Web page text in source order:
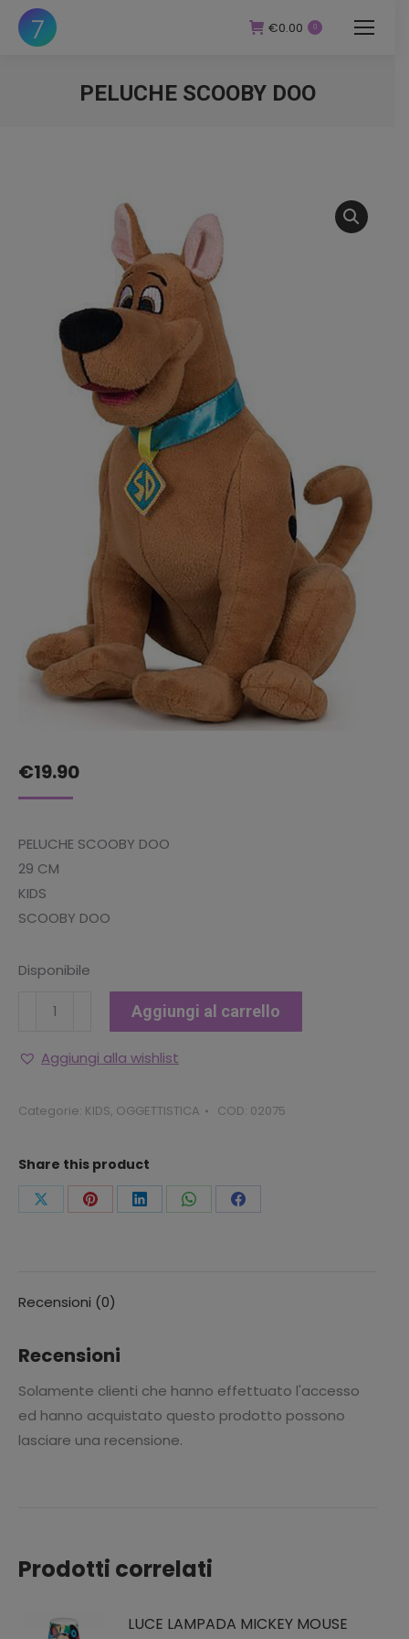
€0.00 0
PELUCHE SCOOBY DOO
€19.90
PELUCHE SCOOBY DOO
29 CM
KIDS
SCOOBY DOO
Disponibile
PELUCHE
DOO
Aggiungi al carrello
Aggiungi alla wishlist
Categorie: KIDS, OGGETTISTICA COD: 02075
Share this product
CondividiCondividiCondividiCondividiCondividi
Recensioni (0)
Recensioni
Solamente clienti che hanno effettuato l'accesso
ed hanno acquistato questo prodotto possono
lasciare una recensione.
Prodotti correlati
LUCE LAMPADA MICKEY MOUSE